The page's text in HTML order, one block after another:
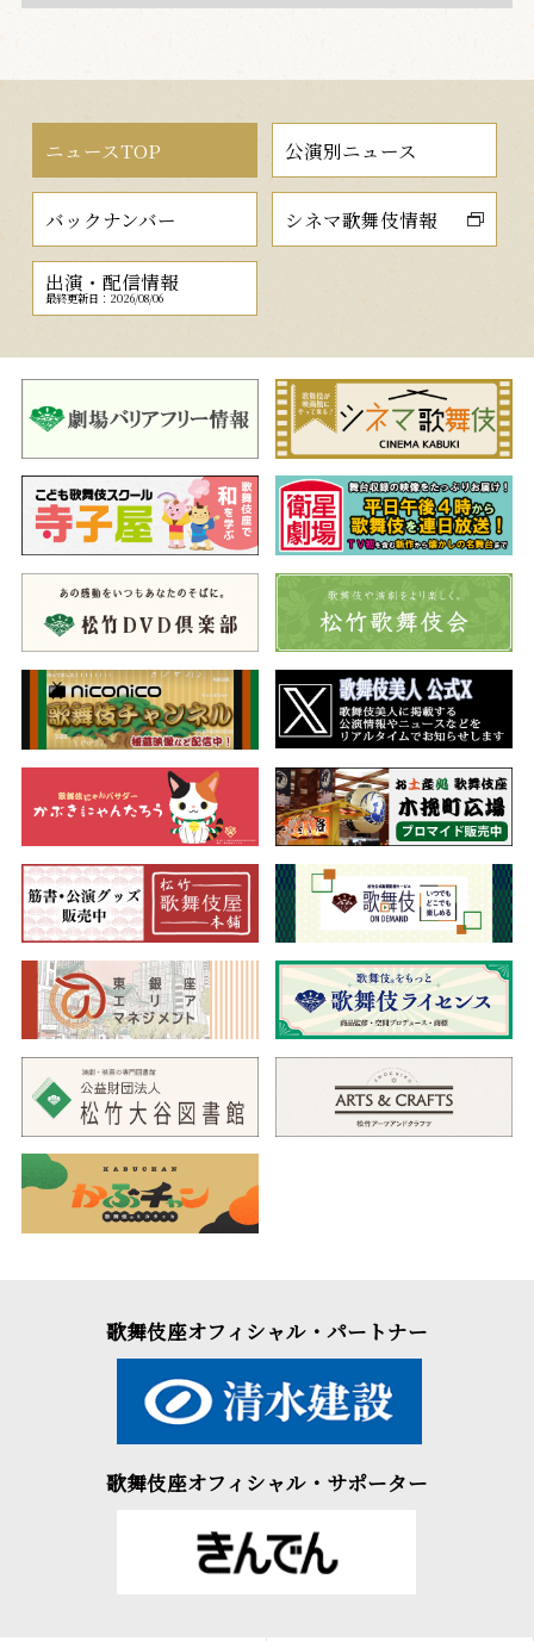
ニュースTOP 公演別ニュース
バックナンバー シネマ歌舞伎情報
出演・配信情報
最終更新日：2026/08/06
歌舞伎座オフィシャル・パートナー
歌舞伎座オフィシャル・サポーター